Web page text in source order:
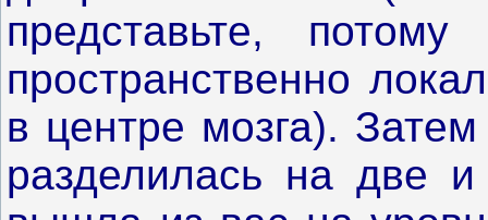
представьте,
пространственно
в центре мозга).
разделилась на две